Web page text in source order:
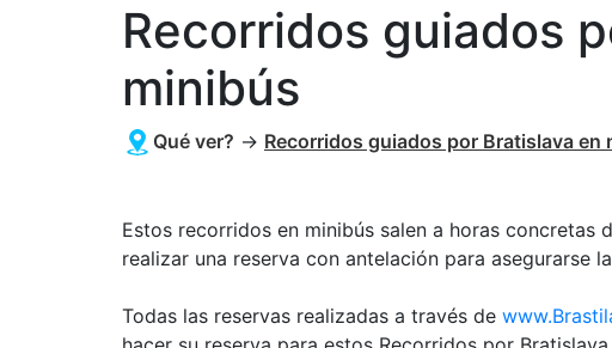
Recorridos guiados
minibús
Qué ver? → Recorridos guiados por Bratislava en
Estos recorridos en minibús salen a horas concretas
realizar una reserva con antelación para asegurarse
Todas las reservas realizadas a través de